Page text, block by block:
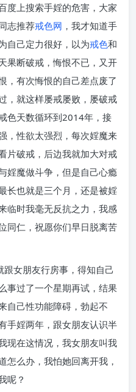
度上搜索手婬的危害，大家
志推荐戒色网 ，我才知道手
自己定力很好，以为戒色和
果断破戒，悔恨不已，又开
，有次悔恨的自己差点废了
，就这样屡戒屡败，屡破戒
色天数循环到2014年，接
，性欲太强烈，每次婬魔来
片破戒，后边我就加大对戒
婬魔做斗争，但是自己心瘾
长也就是三个月，还是被婬
临时我毫无反抗之力，我感
同仁，祝愿你们早日脱离苦
女朋友行房事，得知自己
事过了一个星期再试，结果
自己性功能障碍，勃起不
手婬两年，跟女朋友认识半
现在这情况，我女朋友叫我
怎么办，我怕她回离开我，
呢？